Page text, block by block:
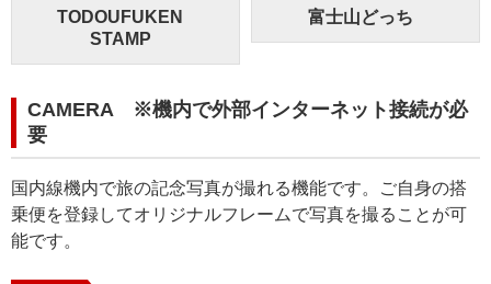
TODOUFUKEN
STAMP
富士山どっち
CAMERA ※機内で外部インターネット接続が必
要
国内線機内で旅の記念写真が撮れる機能です。ご自身の搭
乗便を登録してオリジナルフレームで写真を撮ることが可
能です。